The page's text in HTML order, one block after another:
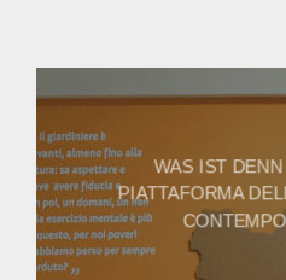
WAS IST
PIATTAFORMA